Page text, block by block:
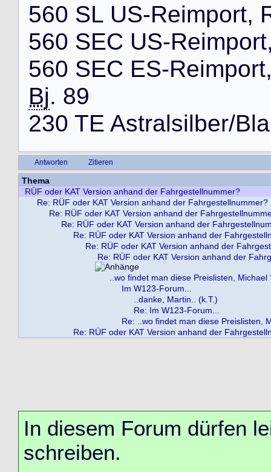
560 SL US-Reimport,
560 SEC US-Reimport
560 SEC ES-Reimport
Bj. 89
230 TE Astralsilber/Bla
Antworten Zitieren
Thema
RÜF oder KAT Version anhand der Fahrgestellnummer?
Re: RÜF oder KAT Version anhand der Fahrgestellnummer?
Re: RÜF oder KAT Version anhand der
Re: RÜF oder KAT Version anhand der
Re: RÜF oder KAT Version anhand der
Re: RÜF oder KAT Version anhand der
Re: RÜF oder KAT Version anhand der
..wo findet man diese Preislisten, Michael
Im W123-Forum...
..danke, Martin.. (k.T.)
Re: Im W123-Forum...
Re: ..wo findet man diese Preislisten,
Re: RÜF oder KAT Version anhand der
In diesem Forum dürfen
schreiben.